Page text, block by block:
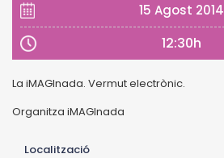
15 Agost 2014
12:30h
La iMAGInada. Vermut electrònic.
Organitza iMAGInada
Localització